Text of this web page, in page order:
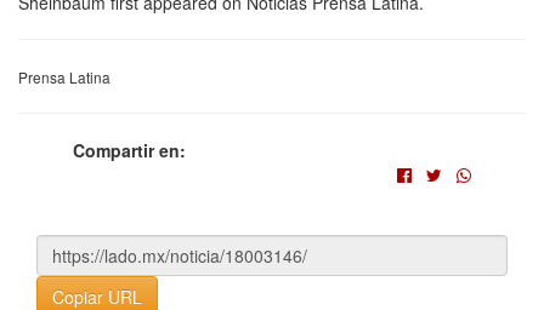
Prensa Latina
Compartir en:
Copiar URL